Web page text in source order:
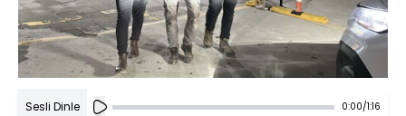
Sesli Dinle 0:00/1:16